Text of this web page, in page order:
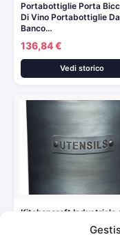
Portabottiglie Porta
Di Vino Portabottiglie Da
Banco…
136,84 €
Vedi storico
Kitchencraft Industriale
Cucina in Stile Vintage